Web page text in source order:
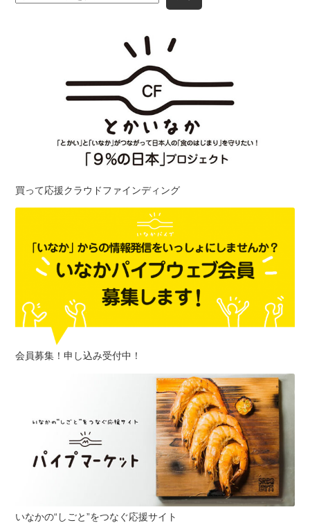
買って応援クラウドファインディング
会員募集！申し込み受付中！
いなかの“しごと”をつなぐ応援サイト